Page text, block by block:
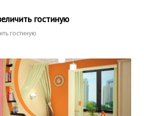
гостиную
гостиную